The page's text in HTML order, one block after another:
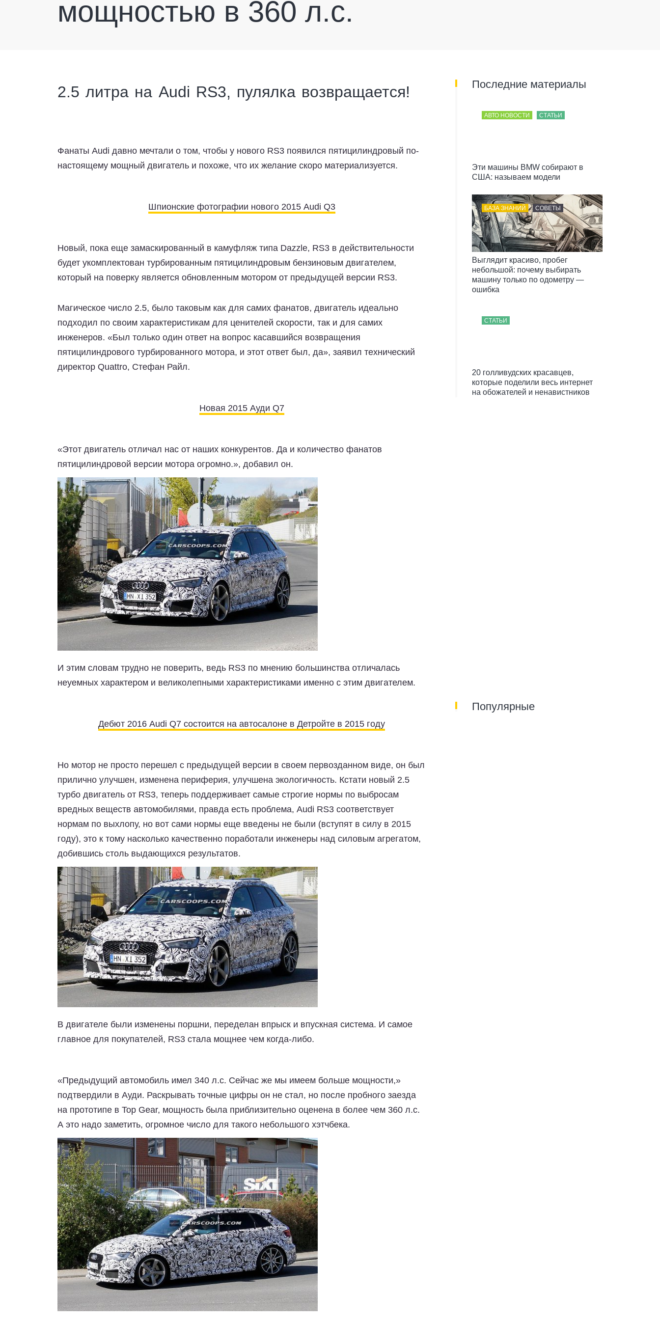
мощностью в 360 л.с.
2.5 литра на Audi RS3, пулялка возвращается!
Фанаты Audi давно мечтали о том, чтобы у нового RS3 появился пятицилиндровый по-
настоящему мощный двигатель и похоже, что их желание скоро материализуется.
Шпионские фотографии нового 2015 Audi Q3
Новый, пока еще замаскированный в камуфляж типа Dazzle, RS3 в действительности
будет укомплектован турбированным пятицилиндровым бензиновым двигателем,
который на поверку является обновленным мотором от предыдущей версии RS3.
Магическое число 2.5, было таковым как для самих фанатов, двигатель идеально
подходил по своим характеристикам для ценителей скорости, так и для самих
инженеров. «Был только один ответ на вопрос касавшийся возвращения
пятицилиндрового турбированного мотора, и этот ответ был, да», заявил технический
директор Quattro, Стефан Райл.
Новая 2015 Ауди Q7
«Этот двигатель отличал нас от наших конкурентов. Да и количество фанатов
пятицилиндровой версии мотора огромно.», добавил он.
И этим словам трудно не поверить, ведь RS3 по мнению большинства отличалась
неуемных характером и великолепными характеристиками именно с этим двигателем.
Дебют 2016 Audi Q7 состоится на автосалоне в Детройте в 2015 году
Но мотор не просто перешел с предыдущей версии в своем первозданном виде, он был
прилично улучшен, изменена периферия, улучшена экологичность. Кстати новый 2.5
турбо двигатель от RS3, теперь поддерживает самые строгие нормы по выбросам
вредных веществ автомобилями, правда есть проблема, Audi RS3 соответствует
нормам по выхлопу, но вот сами нормы еще введены не были (вступят в силу в 2015
году), это к тому насколько качественно поработали инженеры над силовым агрегатом,
добившись столь выдающихся результатов.
В двигателе были изменены поршни, переделан впрыск и впускная система. И самое
главное для покупателей, RS3 стала мощнее чем когда-либо.
«Предыдущий автомобиль имел 340 л.с. Сейчас же мы имеем больше мощности,»
подтвердили в Ауди. Раскрывать точные цифры он не стал, но после пробного заезда
на прототипе в Top Gear, мощность была приблизительно оценена в более чем 360 л.с.
А это надо заметить, огромное число для такого небольшого хэтчбека.
Последние материалы
АВТО НОВОСТИ СТАТЬИ
Эти машины BMW собирают в
США: называем модели
БАЗА ЗНАНИЙ СОВЕТЫ
Выглядит красиво, пробег
небольшой: почему выбирать
машину только по одометру —
ошибка
СТАТЬИ
20 голливудских красавцев,
которые поделили весь интернет
на обожателей и ненавистников
Популярные